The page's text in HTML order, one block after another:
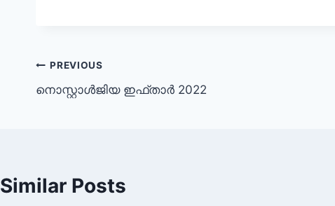
Post
navigation
PREVIOUS
നൊസ്റ്റാൾജിയ ഇഫ്താർ 2022
Similar Posts